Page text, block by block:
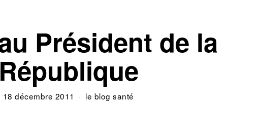
Président de la
République
18 décembre 2011 le blog santé